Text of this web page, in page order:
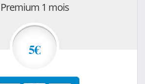
Premium 1 mois
5€